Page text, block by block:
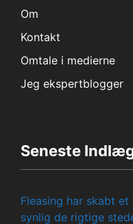
Om
Kontakt
Omtale i medierne
Jeg ekspertblogger
Seneste
Fleasing har skabt
synlig de rigtige